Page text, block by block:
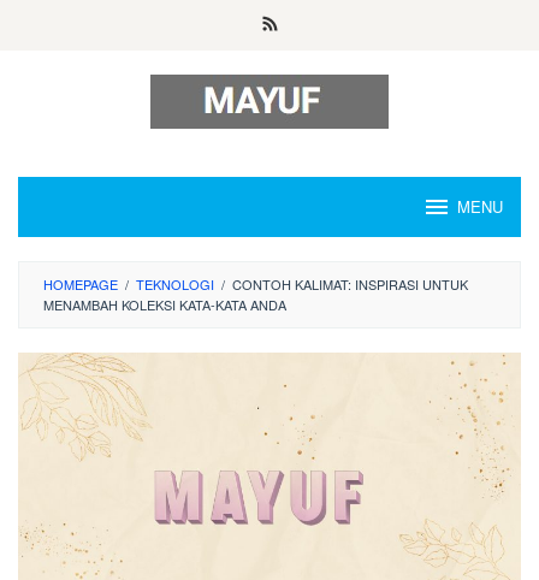
MENU
HOMEPAGE / TEKNOLOGI / CONTOH KALIMAT: INSPIRASI UNTUK
MENAMBAH KOLEKSI KATA-KATA ANDA